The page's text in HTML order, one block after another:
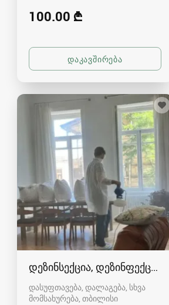
100.00 ₾
დეზინსექცია, დეზინფექცა
დასუფთავება, დალაგება, სხვა
მომსახურება თბილისი